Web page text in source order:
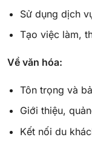
Sử dụng dịch
Tạo việc làm,
Về văn hóa:
Tôn trọng và
Giới thiệu,
Kết nối du